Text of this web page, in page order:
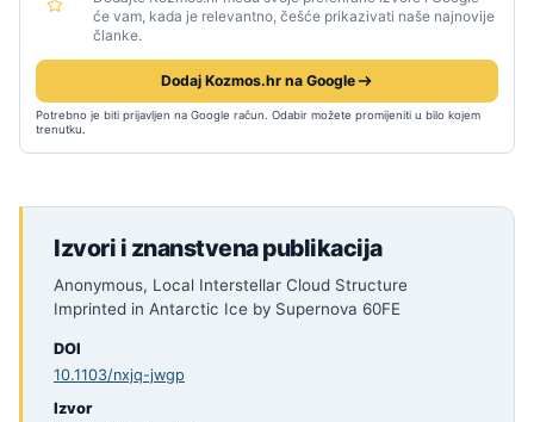
će vam, kada je relevantno, češće prikazivati naše najnovije
članke.
Dodaj Kozmos.hr na Google
Potrebno je biti prijavljen na Google račun. Odabir možete promijeniti u bilo kojem
trenutku.
Izvori i znanstvena publikacija
Anonymous, Local Interstellar Cloud Structure
Imprinted in Antarctic Ice by Supernova 60FE
DOI
10.1103/nxjq-jwgp
Izvor